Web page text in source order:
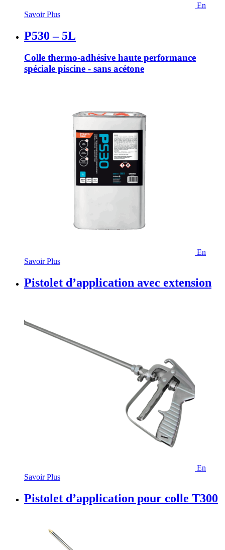
En
Savoir Plus
P530 – 5L
Colle thermo-adhésive haute performance
spéciale piscine - sans acétone
En
Savoir Plus
Pistolet d’application avec extension
En
Savoir Plus
Pistolet d’application pour colle T300